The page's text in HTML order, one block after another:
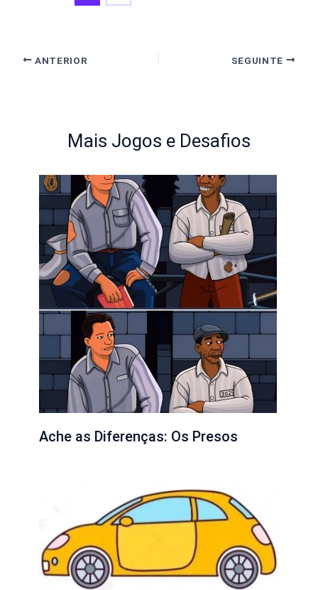
ANTERIOR SEGUINTE
Mais Jogos e Desafios
Ache as Diferenças: Os Presos